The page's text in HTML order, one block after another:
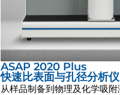
ASAP 2020 Plus
快速比表面与孔径分析仪
从样品制备到物理及化学吸